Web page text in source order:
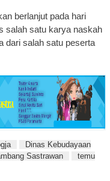
berlanjut pada hari
salah satu karya naskah
dari salah satu peserta
Dinas Kebudayaan
Sastrawan
temu